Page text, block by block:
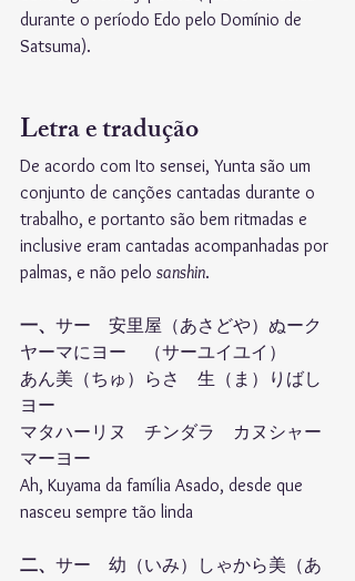
durante o período Edo pelo Domínio de
Satsuma).
Letra e tradução
De acordo com Ito sensei, Yunta são um
conjunto de canções cantadas durante o
trabalho, e portanto são bem ritmadas e
inclusive eram cantadas acompanhadas por
palmas, e não pelo sanshin.
一、 サー　安里屋（あさどや）ぬーク
ヤーマにヨー　（サーユイユイ）
あん美（ちゅ）らさ　生（ま）りばし
ヨー
マタハーリヌ　チンダラ　カヌシャー
マーヨー
Ah, Kuyama da família Asado, desde que
nasceu sempre tão linda
二、 サー　幼（いみ）しゃから美（あ